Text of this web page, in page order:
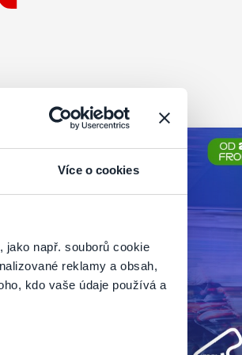
Více o cookies
jako např. souborů cookie
reklamy a obsah,
kdo vaše údaje používá a